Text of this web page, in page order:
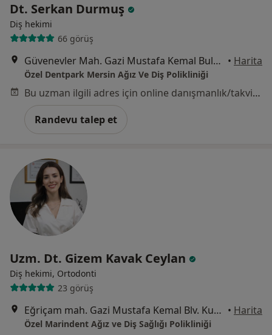
Dt. Serkan Durmuş
Diş hekimi
66 görüş
Güvenevler Mah. Gazi Mustafa Kemal Bulvarı Akdeniz Apt No:352/3 kat:1(Pozcu Kitapsan yanı Platin üstü), Mersin • Harita
Özel Dentpark Mersin Ağız Ve Diş Polikliniği
Bu uzman ilgili adres için online danışmanlık/takvim sunmuyor.
Randevu talep et
Uzm. Dt. Gizem Kavak Ceylan
Diş hekimi, Ortodonti
23 görüş
Eğriçam mah. Gazi Mustafa Kemal Blv. Kurt Apt. B Blok No:540/H, Mersin • Harita
Özel Marindent Ağız ve Diş Sağlığı Polikliniği